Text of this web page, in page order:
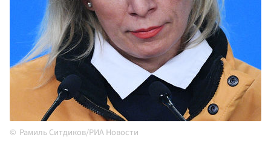
Рамиль Ситдиков/РИА Новости